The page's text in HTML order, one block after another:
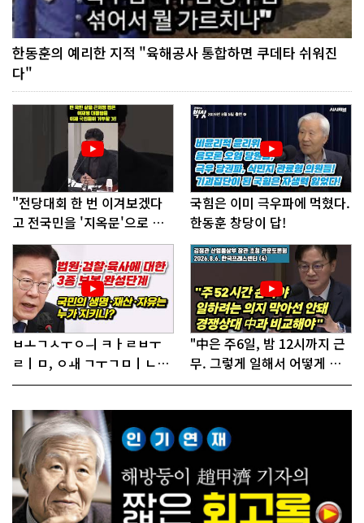
한동훈의 예리한 지적 "육해공사 통합하면 쿠데타 쉬워진
다"
"전당대회 한 번 이겨보겠다
고 전국민을 '지옥문'으로 밀
어!"
국힘은 이미 극우파에 먹혔다.
한동훈 창당이 답!
ㅂㅗㄱㅅㅜㅇㅢ ㅋㅏㄹㅂㅜ
ㄹㅣㅁ, ㅇㅙ ㄱㅜㄱㅁㅣㄴㄷ
ㅡㄹㅇㅣ ㄷㅏㅇㅎㅐㅇㅑ ㅎ
"中은 주6일, 밤 12시까지 근
무. 그렇게 일해서 어떻게 경
쟁하냐 반문하더라"